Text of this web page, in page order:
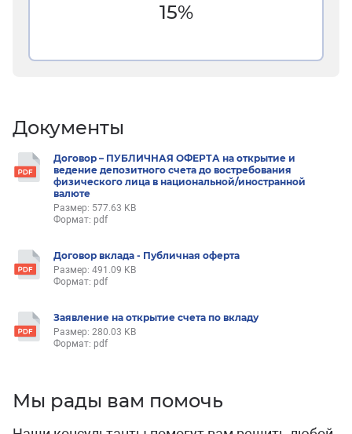
15%
Документы
Договор – ПУБЛИЧНАЯ ОФЕРТА на открытие и
ведение депозитного счета до востребования
физического лица в национальной/иностранной
валюте
Размер: 577.63 KB
Формат: pdf
Договор вклада - Публичная оферта
Размер: 491.09 KB
Формат: pdf
Заявление на открытие счета по вкладу
Размер: 280.03 KB
Формат: pdf
Мы рады вам помочь